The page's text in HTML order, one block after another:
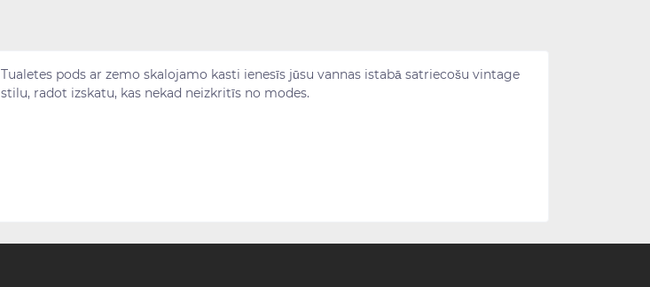
Tualetes pods ar zemo skalojamo kasti ienesīs jūsu vannas istabā satriecošu vintage
stilu, radot izskatu, kas nekad neizkritīs no modes.